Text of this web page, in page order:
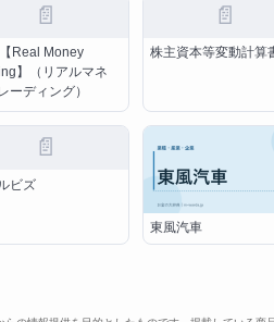
📄
Real Money
】（リアルマネ
ーディング）
📄
株主資本等変動計算
📄
ビズ
東風汽車